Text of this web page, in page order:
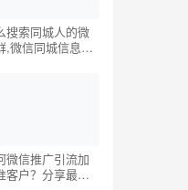
搜索同城人的微
,微信同城信息发
微信推广引流加
客户？分享最新